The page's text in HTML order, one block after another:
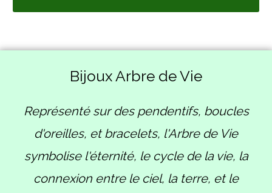
Bijoux Arbre de Vie
Représenté sur des pendentifs, boucles
d'oreilles, et bracelets, l'Arbre de Vie
symbolise l'éternité, le cycle de la vie, la
connexion entre le ciel, la terre, et le